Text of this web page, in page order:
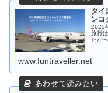
タイ
ンコ
2025
旅行
たか
www.funtraveller.net